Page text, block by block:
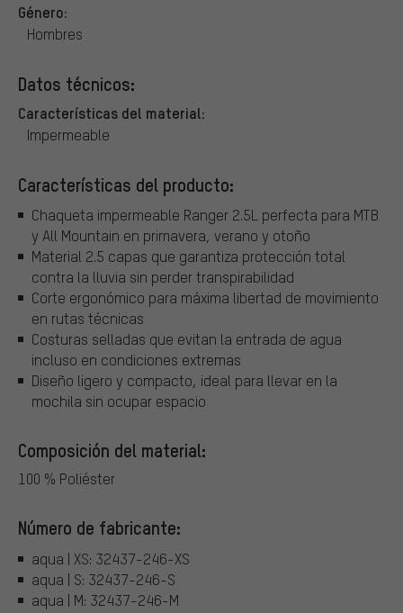
Género:
Hombres
Datos técnicos:
Características del material:
Impermeable
Características del producto:
Chaqueta impermeable Ranger 2.5L perfecta para MTB
y All Mountain en primavera, verano y otoño
Material 2.5 capas que garantiza protección total
contra la lluvia sin perder transpirabilidad
Corte ergonómico para máxima libertad de movimiento
en rutas técnicas
Costuras selladas que evitan la entrada de agua
incluso en condiciones extremas
Diseño ligero y compacto, ideal para llevar en la
mochila sin ocupar espacio
Composición del material:
100 % Poliéster
Número de fabricante:
aqua | XS: 32437-246-XS
aqua | S: 32437-246-S
aqua | M: 32437-246-M